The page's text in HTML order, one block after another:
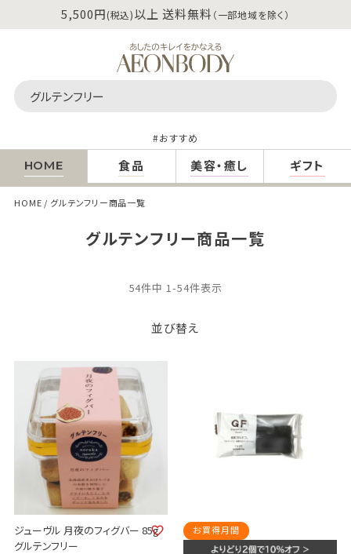
5,500円(税込)以上 送料無料 （一部地域を除く）
おすすめ
HOME 食品 美容・癒し ギフト
HOME グルテンフリー商品一覧
グルテンフリー商品一覧
並び替え
54件中 1 -54件表示
ジューヴル 月夜のフィグバー 85g
グルテンフリー
お買得月間